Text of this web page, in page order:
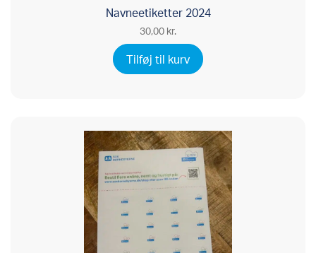
Navneetiketter 2024
30,00 kr.
Tilføj til kurv